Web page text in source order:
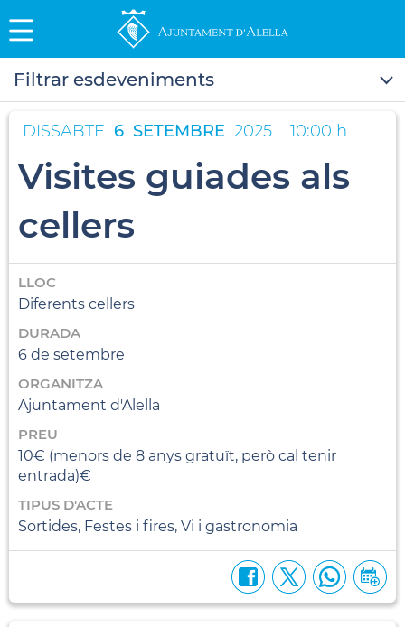
Filtrar esdeveniments
DISSABTE 6 SETEMBRE 2025 10:00 h
Visites guiades als
cellers
LLOC
Diferents cellers
DURADA
6 de setembre
ORGANITZA
Ajuntament d'Alella
PREU
10€ (menors de 8 anys gratuït, però cal tenir
entrada)€
TIPUS D'ACTE
Sortides, Festes i fires, Vi i gastronomia